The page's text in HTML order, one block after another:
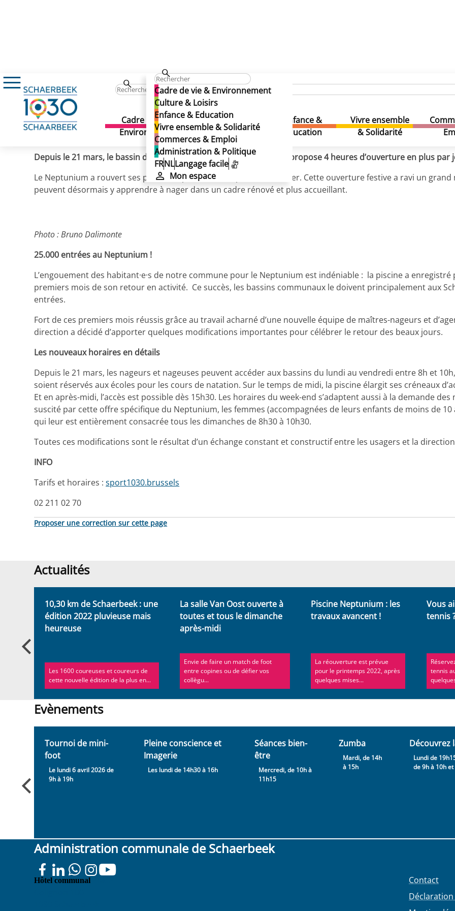
Cadre de vie & Environnement
Culture & Loisirs
Enfance & Education
Vivre ensemble & Solidarité
Commerces & Emploi
Administration & Politique
FRNLLangage facile
Mon espace
Cadre de vie &
Environnement
Culture & Loisirs
Enfance &
Education
Vivre ensemble
& Solidarité
Le Neptunium adapte ses horaires pour mieux vous accueillir
Le Neptunium adapte ses horaires pour mieux vous
Le Neptunium adapte ses horaires pour mieux vous
Publié le 21/03/2024
Depuis le 21 mars, le bassin de natation communal du Neptunium propose 4 heures d’ouverture en plus par
Le Neptunium a rouvert ses portes au public le 18 septembre dernier. Cette ouverture festive a ravi un grand
peuvent désormais y apprendre à nager dans un cadre rénové et plus accueillant.
Photo : Bruno Dalimonte
25.000 entrées au Neptunium !
L’engouement des habitant·e·s de notre commune pour le Neptunium est indéniable : la piscine a
premiers mois de son retour en activité. Ce succès, les bassins communaux le doivent principalement aux
entrées.
Fort de ces premiers mois réussis grâce au travail acharné d’une nouvelle équipe de maîtres-nageurs et
direction a décidé d’apporter quelques modifications importantes pour célébrer le retour des beaux jours.
Les nouveaux horaires en détails
Depuis le 21 mars, les nageurs et nageuses peuvent accéder aux bassins du lundi au vendredi entre 8h et
soient réservés aux écoles pour les cours de natation. Sur le temps de midi, la piscine élargit ses créneaux
Et en après-midi, l’accès est possible dès 15h30. Les horaires du week-end s’adaptent aussi à la demande
suscité par cette offre spécifique du Neptunium, les femmes (accompagnées de leurs enfants de moins de
qui leur est entièrement consacrée tous les dimanches de 8h30 à 10h30.
Toutes ces modifications sont le résultat d’un échange constant et constructif entre les usagers et la
INFO
Tarifs et horaires :sport1030.brussels
02 211 02 70
Proposer une correction sur cette page
Actualités
Actualités
10,30 km de Schaerbeek : une
édition 2022 pluvieuse mais
heureuse
Les 1600 coureuses et coureurs de
cette nouvelle édition de la plus en...
La salle Van Oost ouverte à
toutes et tous le dimanche
après-midi
Envie de faire un match de foot
entre copines ou de défier vos
collègu...
Piscine Neptunium : les
travaux avancent !
La réouverture est prévue
pour le printemps 2022, après
quelques mises...
Vous
tennis
tennis
Evènements
Evènements
Tournoi de mini-
foot
Le lundi 6 avril 2026 de
9h à 19h
Pleine conscience et
Imagerie
Les lundi de 14h30 à 16h
Séances bien-
être
Mercredi, de 10h à
11h15
Zumba
Mardi, de 14h
à 15h
Découvrez
Lundi de
de 9h à 10h et
Administration communale de Schaerbeek
Hôtel communal
Contact